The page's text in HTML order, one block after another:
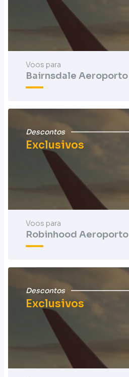
Voos para
Bairnsdale Aeroporto
Descontos
Exclusivos
Voos para
Robinhood Aeroporto
Descontos
Exclusivos